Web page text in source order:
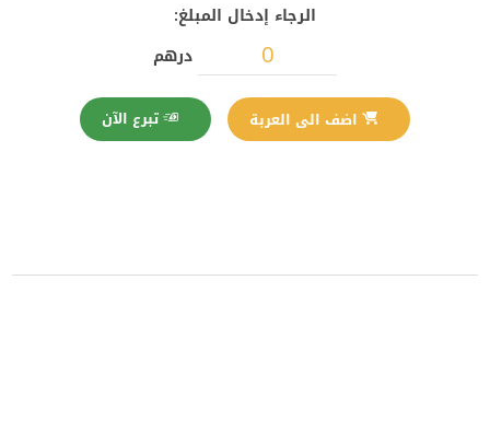
الرجاء إدخال المبلغ:
درهم